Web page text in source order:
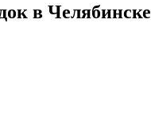
в Челябинске